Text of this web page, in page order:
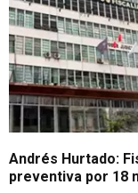
Andrés Hurtado:
preventiva por 18